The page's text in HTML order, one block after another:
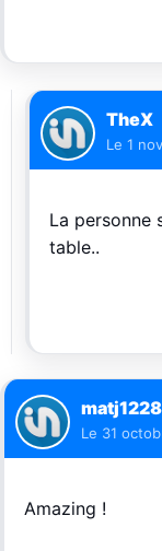
TheX
Le 1
La personne
table..
matj1228
Le 31
Amazing !